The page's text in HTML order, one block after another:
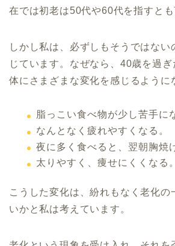
在では初老は50代や60代を指すとも
しかし私は、必ずしもそうではない
じています。なぜなら、40歳を過
体にさまざまな変化を感じるように
脂っこい食べ物が少し苦手に
なんとなく疲れやすくなる。
夜に多く食べると、翌朝胸焼
太りやすく、痩せにくくなる。
こうした変化は、紛れもなく老化の
いかと私は考えています。